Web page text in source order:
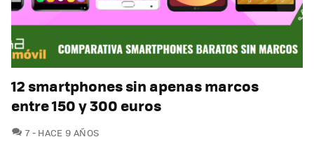
12 smartphones sin apenas marcos
entre 150 y 300 euros
7COMENTARIOS
HACE 9 AÑOS